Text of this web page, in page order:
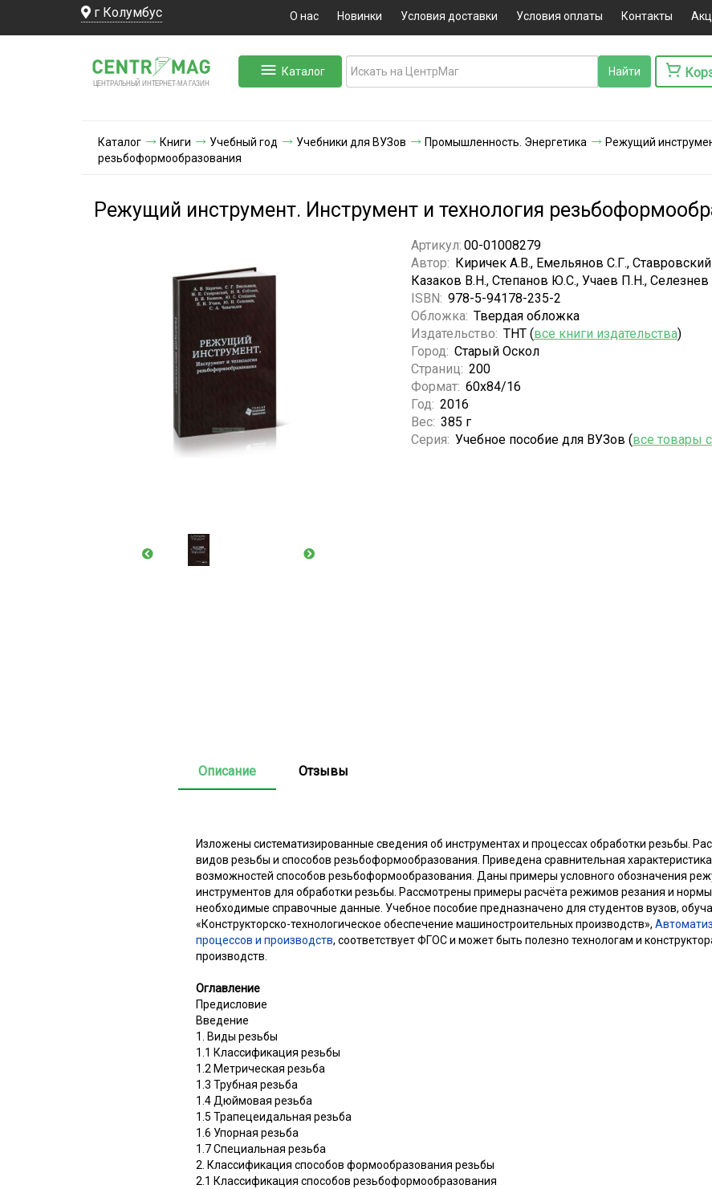
г Колумбус О нас Новинки Условия доставки Условия оплаты Контакты
ЦЕНТРАЛЬНЫЙ ИНТЕРНЕТ-МА ГАЗИН
Каталог
Каталог Книги Учебный год Учебники для ВУЗов Промышленность. Энергетика
Режущий
резьбоформообразования
Режущий инструмент. Инструмент и технология
Артикул: 00-01008279
Автор: Киричек А.В., Емельянов С.Г.,
Казаков В.Н., Степанов Ю.С., Учаев П.Н.,
ISBN: 978-5-94178-235-2
Обложка: Твердая обложка
Издательство: ТНТ (все книги издательства)
Город: Старый Оскол
Страниц: 200
Формат: 60х84/16
Год: 2016
Вес: 385 г
Серия: Учебное пособие для ВУЗов (все товары
Описание Отзывы
Изложены систематизированные сведения об инструментах и процессах обработки резьбы.
видов резьбы и способов резьбоформообразования. Приведена сравнительная характеристика
возможностей способов резьбоформообразования. Даны примеры условного обозначения
инструментов для обработки резьбы. Рассмотрены примеры расчёта режимов резания и
необходимые справочные данные. Учебное пособие предназначено для студентов вузов,
«Конструкторско-технологическое обеспечение машиностроительных производств»,
процессов и производств, соответствует ФГОС и может быть полезно технологам и
производств.
Оглавление
Предисловие
Введение
1. Виды резьбы
1.1 Классификация резьбы
1.2 Метрическая резьба
1.3 Трубная резьба
1.4 Дюймовая резьба
1.5 Трапецеидальная резьба
1.6 Упорная резьба
1.7 Специальная резьба
2. Классификация способов формообразования резьбы
2.1 Классификация способов резьбоформообразования